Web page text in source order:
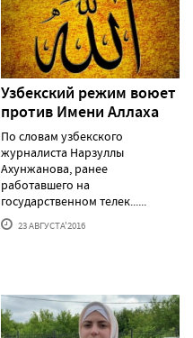
Узбекский режим воюет
против Имени Аллаха
По словам узбекского
журналиста Нарзуллы
Ахунжанова, ранее
работавшего на
государственном телек......
23 АВГУСТА'2016